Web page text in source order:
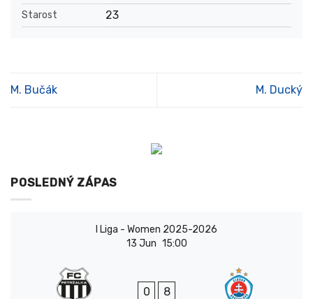
Starost 23
M. Bučák M. Ducký
POSLEDNÝ ZÁPAS
I Liga - Women 2025-2026
13 Jun 15:00
0 8